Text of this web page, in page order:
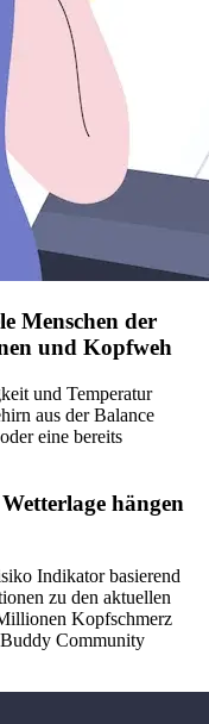
Menschen der
und Kopfweh
und Temperatur
aus der Balance
eine bereits
hängen
Indikator basierend
zu den aktuellen
Kopfschmerz
Community